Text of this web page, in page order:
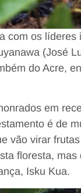
com os
(José
do Acre,
em
é de
vão virar
floresta,
Isku Kua.